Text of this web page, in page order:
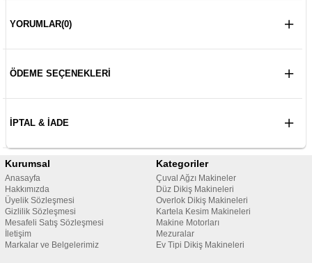
YORUMLAR(0)
ÖDEME SEÇENEKLERI
İPTAL & İADE
Kurumsal
Anasayfa
Hakkımızda
Üyelik Sözleşmesi
Gizlilik Sözleşmesi
Mesafeli Satış Sözleşmesi
İletişim
Markalar ve Belgelerimiz
Kategoriler
Çuval Ağzı Makineler
Düz Dikiş Makineleri
Overlok Dikiş Makineleri
Kartela Kesim Makineleri
Makine Motorları
Mezuralar
Ev Tipi Dikiş Makineleri